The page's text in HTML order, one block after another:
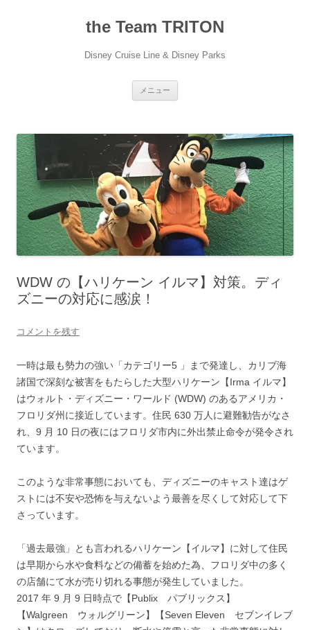
the Team TRITON
Disney Cruise Line & Disney Parks
メニュー
WDW の【ハリケーン イルマ】対策。ディ
ズニーの対応に感涙！
コメントを残す
一時は最も勢力の強い「カテゴリー5 」まで発達し、カリブ海
諸国で深刻な被害をもたらした大型ハリケーン【Irma イルマ】
はウォルト・ディズニー・ワールド (WDW) のあるアメリカ・
フロリダ州に接近しています。住民 630 万人に避難勧告がなさ
れ、9 月 10 日の夜にはフロリダ市内に外出禁止命令が発令され
ています。
このような非常事態においても、ディズニーのキャスト達はゲ
ストには不安や恐怖を与えないよう最善を尽くして対応して下
さっています。
「過去最強」とも言われるハリケーン【イルマ】に対して住民
は早期から水や食料などの備蓄を始めた為、フロリダ中の多く
の店舗にて水が売り切れる事態が発生していました。
2017 年 9 月 9 日時点で【Publix パブリックス】
【Walgreen ウォルグリーン】【Seven Eleven セブンイレブ